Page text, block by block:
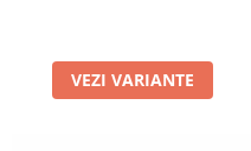
VEZI VARIANTE